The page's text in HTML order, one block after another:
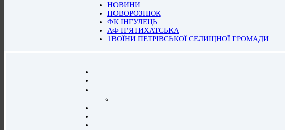
НОВИНИ
ПОВОРОЗНЮК
ФК ІНГУЛЕЦЬ
АФ П’ЯТИХАТСЬКА
1ВОЇНИ ПЕТРІВСЬКОЇ СЕЛИЩНОЇ ГРОМАДИ